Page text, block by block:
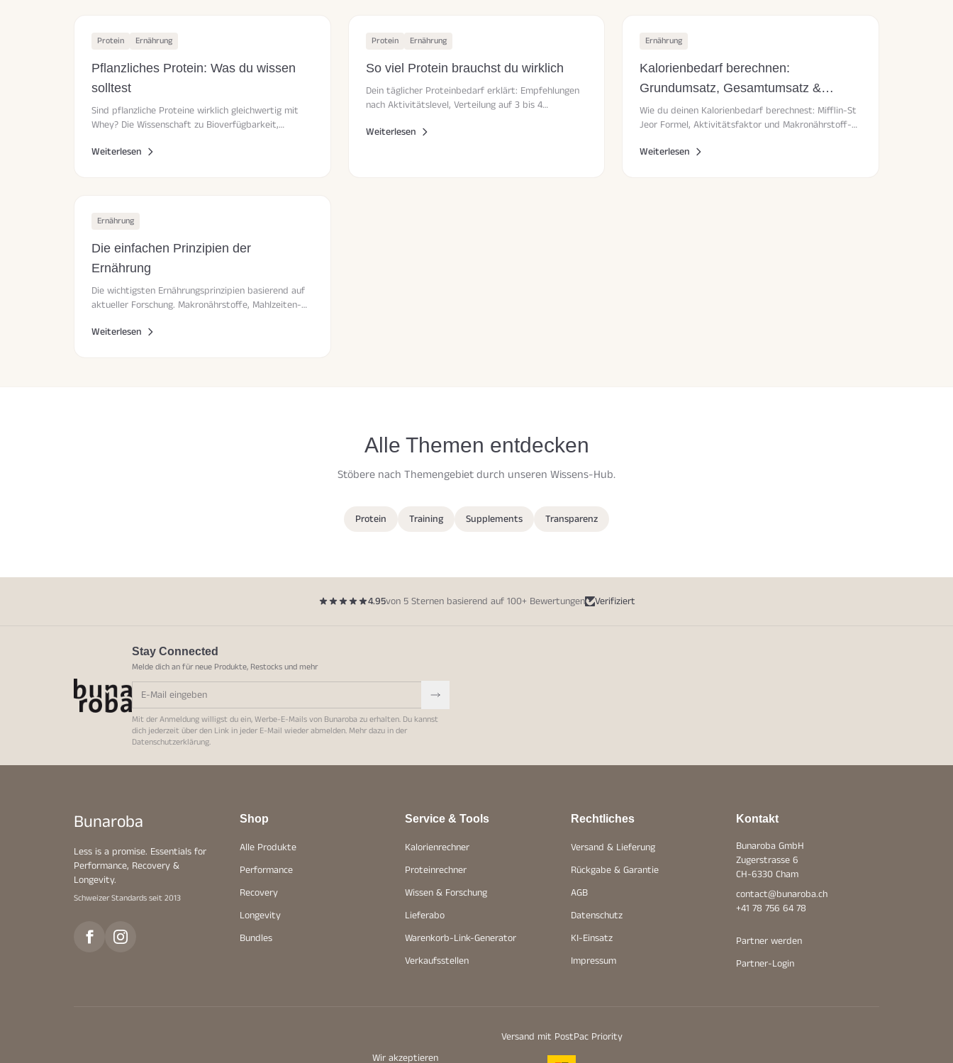
Protein Ernährung
Pflanzliches Protein: Was du wissen
solltest
Sind pflanzliche Proteine wirklich gleichwertig mit
Whey? Die Wissenschaft zu Bioverfügbarkeit,
Muskelaufbau.
Weiterlesen
Protein Ernährung
So viel Protein brauchst du wirklich
Dein täglicher Proteinbedarf erklärt: Empfehlungen
nach Aktivitätslevel, Verteilung auf 3 bis 4
Weiterlesen
Ernährung
Kalorienbedarf berechnen:
Grundumsatz, Gesamtumsatz &
Makros
Wie du deinen Kalorienbedarf berechnest: Mifflin-St
Jeor Formel, Aktivitätsfaktor und Makronährstoff-
Weiterlesen
Ernährung
Die einfachen Prinzipien der
Ernährung
Die wichtigsten Ernährungsprinzipien basierend auf
aktueller Forschung. Makronährstoffe, Mahlzeiten-
Weiterlesen
Alle Themen entdecken
Stöbere nach Themengebiet durch unseren Wissens-Hub.
Protein Training Supplements Transparenz
4.95von 5 Sternen basierend auf 100+ Bewertungen Verifiziert
Stay Connected
Melde dich an für neue Produkte, Restocks und mehr
Mit der Anmeldung willigst du ein, Werbe-E-Mails von Bunaroba zu erhalten. Du kannst
dich jederzeit über den Link in jeder E-Mail wieder abmelden. Mehr dazu in der
Datenschutzerklärung.
Bunaroba
Less is a promise. Essentials for
Performance, Recovery &
Longevity.
Schweizer Standards seit 2013
Shop
Alle Produkte
Performance
Recovery
Longevity
Bundles
Service & Tools
Kalorienrechner
Proteinrechner
Wissen & Forschung
Lieferabo
Warenkorb-Link-Generator
Verkaufsstellen
Rechtliches
Versand & Lieferung
Rückgabe & Garantie
AGB
Datenschutz
KI-Einsatz
Impressum
Kontakt
Bunaroba GmbH
Zugerstrasse 6
CH-6330 Cham
contact@bunaroba.ch
+41 78 756 64 78
Partner werden
Partner-Login
Wir akzeptieren
Versand mit PostPac Priority